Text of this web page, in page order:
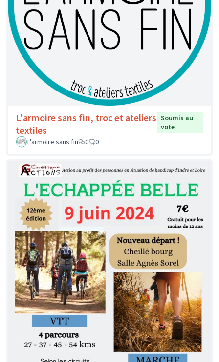
L'armoire sans fin, troc et ateliers
textiles
Soumis au
vote
L'armoire sans fin
0 0